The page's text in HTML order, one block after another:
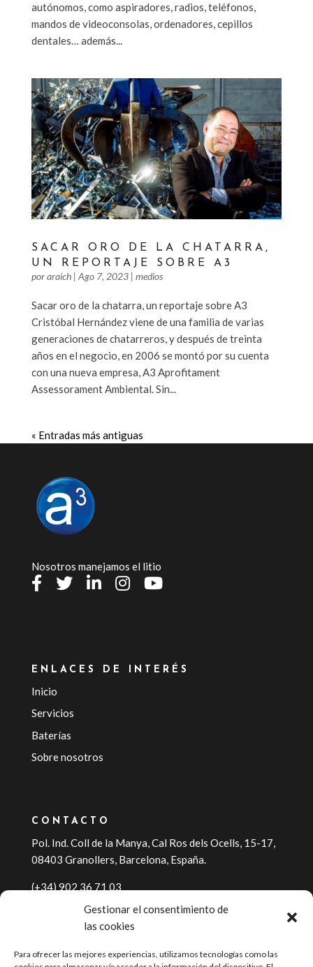
Gestionar el consentimiento de
las cookies
Para ofrecer las mejores experiencias, utilizamos tecnologías como las
autónomos, como aspiradores, radios, teléfonos,
mandos de videoconsolas, ordenadores, cepillos
dentales… además...
SACAR ORO DE LA CHATARRA,
UN REPORTAJE SOBRE A3
poraraich| Ago 7, 2023| medios
Sacar oro de la chatarra, un reportaje sobre A3
Cristóbal Hernández viene de una familia de varias
generaciones de chatarreros, y después de treinta
años en el negocio, en 2006 se montó por su cuenta
con una nueva empresa, A3 Aprofitament
Assessorament Ambiental. Sin...
« Entradas más antiguas
Nosotros manejamos el litio
ENLACES DE INTERÉS
Inicio
Servicios
Baterías
Sobre nosotros
CONTACTO
Pol. Ind. Coll de la Manya, Cal Ros dels Ocells, 15-17,
08403 Granollers, Barcelona, España.
(+34) 902 36 71 03
info@residuos.info